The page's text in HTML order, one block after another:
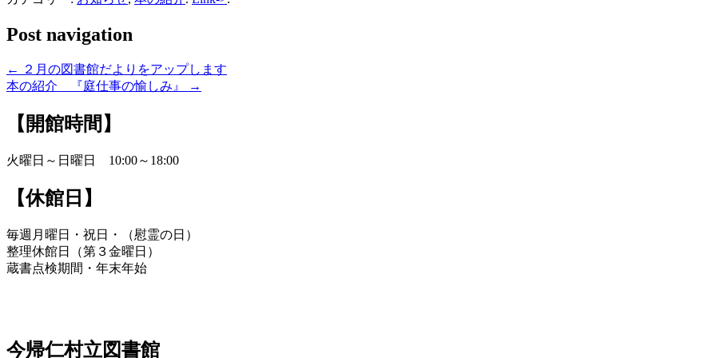
Post navigation
←
２月の図書館だよりをアップします
本の紹介 『庭仕事の愉しみ』
→
【開館時間】
火曜日～日曜日 10:00～18:00
【休館日】
毎週月曜日・祝日・（慰霊の日）
整理休館日（第３金曜日）
蔵書点検期間・年末年始
今帰仁村立図書館